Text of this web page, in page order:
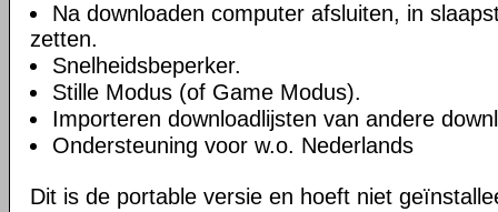
Na downloaden computer afsluiten, in
zetten.
Snelheidsbeperker.
Stille Modus (of Game Modus).
Importeren downloadlijsten van andere
Ondersteuning voor w.o. Nederlands
Dit is de portable versie en hoeft niet